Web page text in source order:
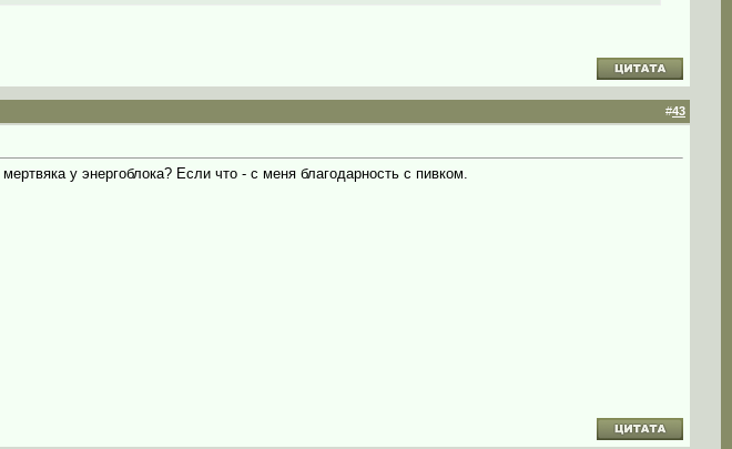
#43
у энергоблока? Если что - с меня благодарность с пивком.